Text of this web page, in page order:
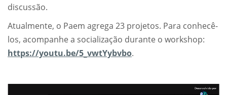
discussão.
Atualmente, o Paem agrega 23 projetos. Para conhecê-
los, acompanhe a socialização durante o workshop:
https://youtu.be/5_vwtYybvbo.